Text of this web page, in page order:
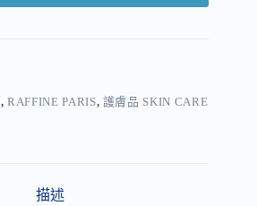
,RAFFINE PARIS, 護膚品 SKIN CARE
描述